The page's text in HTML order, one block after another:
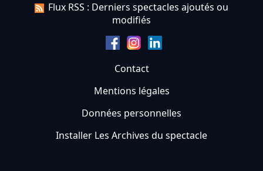
Flux RSS : Derniers spectacles ajoutés ou
modifiés
Contact
Mentions légales
Données personnelles
Installer Les Archives du spectacle